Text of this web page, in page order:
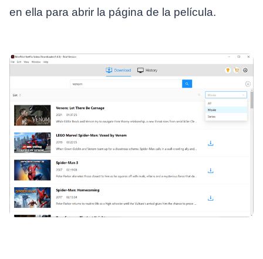
en ella para abrir la página de la película.